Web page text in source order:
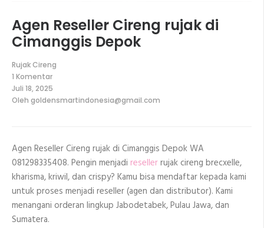
Agen Reseller Cireng rujak di
Cimanggis Depok
Rujak Cireng
1 Komentar
pada
Agen
Reseller
Depok
Juli 18, 2025
Oleh goldensmartindonesia@gmail.com
Agen Reseller Cireng rujak di Cimanggis Depok WA
081298335408. Pengin menjadi resellerrujak cireng brecxelle,
kharisma, kriwil, dan crispy? Kamu bisa mendaftar kepada kami
untuk proses menjadi reseller (agen dan distributor). Kami
menangani orderan lingkup Jabodetabek, Pulau Jawa, dan
Sumatera.